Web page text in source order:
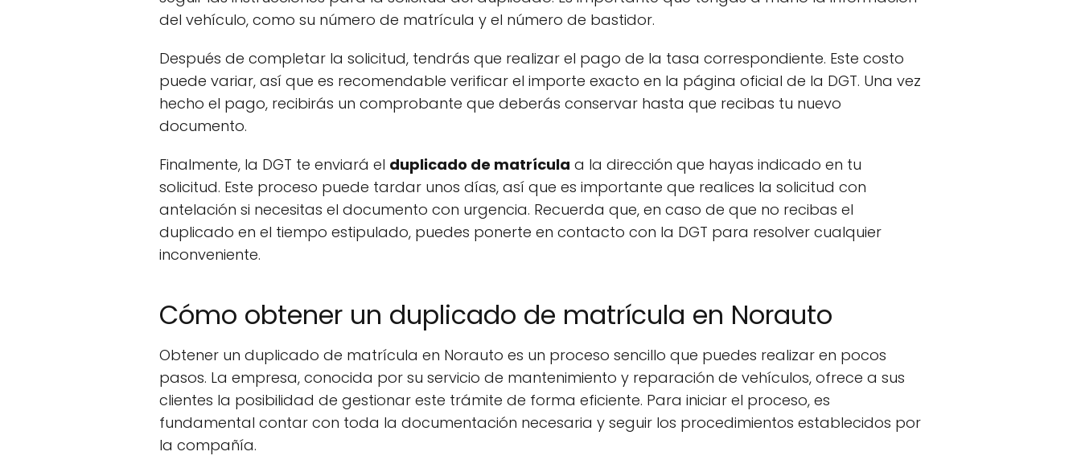
del vehículo, como su número de matrícula y el número de bastidor.
Después de completar la solicitud, tendrás que realizar el pago de la tasa correspondiente. Este costo
puede variar, así que es recomendable verificar el importe exacto en la página oficial de la DGT. Una vez
hecho el pago, recibirás un comprobante que deberás conservar hasta que recibas tu nuevo
documento.
Finalmente, la DGT te enviará el duplicado de matrícula a la dirección que hayas indicado en tu
solicitud. Este proceso puede tardar unos días, así que es importante que realices la solicitud con
antelación si necesitas el documento con urgencia. Recuerda que, en caso de que no recibas el
duplicado en el tiempo estipulado, puedes ponerte en contacto con la DGT para resolver cualquier
inconveniente.
Cómo obtener un duplicado de matrícula en Norauto
Obtener un duplicado de matrícula en Norauto es un proceso sencillo que puedes realizar en pocos
pasos. La empresa, conocida por su servicio de mantenimiento y reparación de vehículos, ofrece a sus
clientes la posibilidad de gestionar este trámite de forma eficiente. Para iniciar el proceso, es
fundamental contar con toda la documentación necesaria y seguir los procedimientos establecidos por
la compañía.